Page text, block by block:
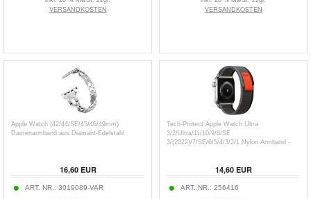
VERSANDKOSTEN
VERSANDKOSTEN
Apple Watch (42/44/SE/45/46/49mm)
Damenarmband aus Diamant-Edelstahl
16,60EUR
ART. NR.: 3019089-VAR
Tech-Protect Apple Watch Ultra
3/2/Ultra/11/10/9/8/SE
3/(2022)/7/SE/6/5/4/3/2/1 Nylon Armband -
14,60EUR
ART. NR.: 256416